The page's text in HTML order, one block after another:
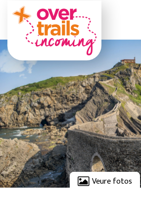
Veure fotos